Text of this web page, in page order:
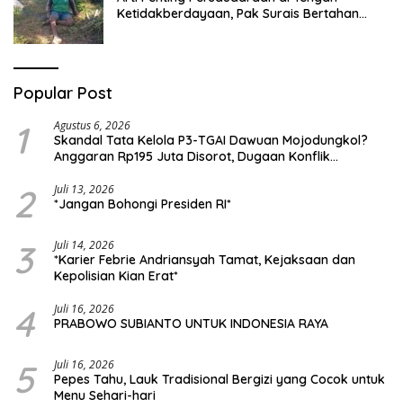
Ketidakberdayaan, Pak Surais Bertahan
Popular Post
1 Agustus 6, 2026
Skandal Tata Kelola P3-TGAI Dawuan Mojodungkol?
Anggaran Rp195 Juta Disorot, Dugaan Konflik
2 Juli 13, 2026
*Jangan Bohongi Presiden RI*
3 Juli 14, 2026
*Karier Febrie Andriansyah Tamat, Kejaksaan dan
Kepolisian Kian Erat*
4 Juli 16, 2026
PRABOWO SUBIANTO UNTUK INDONESIA RAYA
5 Juli 16, 2026
Pepes Tahu, Lauk Tradisional Bergizi yang Cocok untuk
Menu Sehari-hari